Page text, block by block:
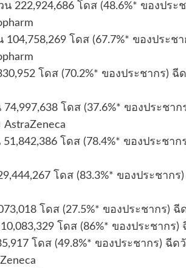
222,924,686 โดส (48.6%* ของประ
104,758,269 โดส (67.7%* ของประช
โดส (70.2%* ของประชากร) ฉี
โดส (37.6%* ของประชาก
AstraZeneca
51,842,386 โดส (78.4%* ของประชา
โดส (83.3%* ของประชากร
โดส (27.5%* ของประชากร)
โดส (86%* ของประชากร
โดส (49.8%* ของประชากร) ฉีด